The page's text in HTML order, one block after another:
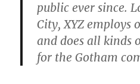
public ever since.
City, XYZ employs
and does all kinds
for the Gotham